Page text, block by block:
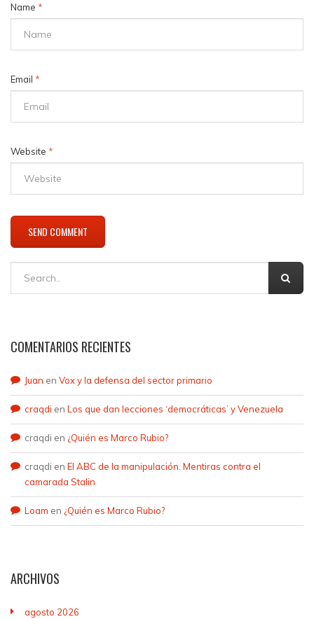
Name *
Email *
Website *
COMENTARIOS RECIENTES
Juan en Vox y la defensa del sector primario
craqdi en Los que dan lecciones ‘democráticas’ y Venezuela
craqdi en ¿Quién es Marco Rubio?
craqdi en El ABC de la manipulación. Mentiras contra el
camarada Stalin
Loam en ¿Quién es Marco Rubio?
ARCHIVOS
agosto 2026